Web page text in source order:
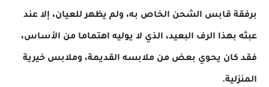
برفقة قابس الشحن الخاص به، ولم يظهر للعيان، إلا عند
عبثه بهذا الرف البعيد، الذي لا يوليه اهتماما من الأساس،
فقد كان يحوي بعض من ملابسه القديمة، وملابس خيرية
المنزلية.